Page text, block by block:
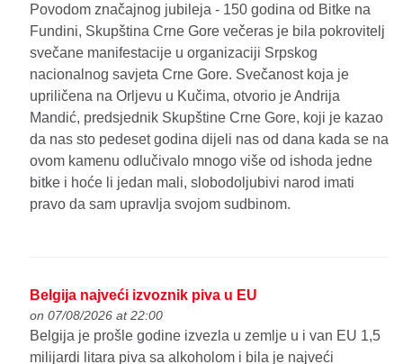
Povodom značajnog jubileja - 150 godina od Bitke na
Fundini, Skupština Crne Gore večeras je bila pokrovitelj
svečane manifestacije u organizaciji Srpskog
nacionalnog savjeta Crne Gore. Svečanost koja je
upriličena na Orljevu u Kučima, otvorio je Andrija
Mandić, predsjednik Skupštine Crne Gore, koji je kazao
da nas sto pedeset godina dijeli nas od dana kada se na
ovom kamenu odlučivalo mnogo više od ishoda jedne
bitke i hoće li jedan mali, slobodoljubivi narod imati
pravo da sam upravlja svojom sudbinom.
Belgija najveći izvoznik piva u EU
on 07/08/2026 at 22:00
Belgija je prošle godine izvezla u zemlje u i van EU 1,5
milijardi litara piva sa alkoholom i bila je najveći